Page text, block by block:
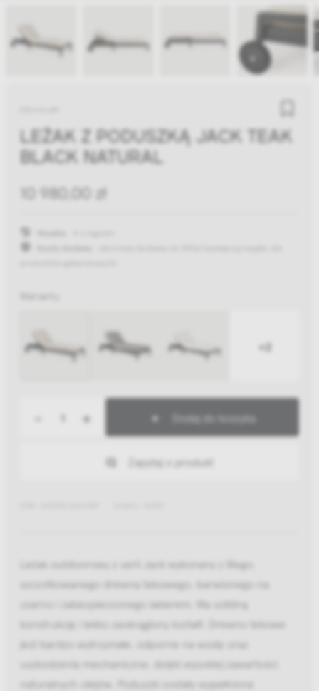
LEŻAK Z PODUSZKĄ JACK TEAK
BLACK NATURAL
10 980,00 zł
Warianty
+2
+ Dodaj do koszyka
Zapytaj o produkt
Leżak outdoorowy z serii Jack wykonany z litego,
szczotkowanego drewna tekowego, barwionego na
czarno i zabezpieczonego lakierem. Ma solidną
konstrukcję i lekko zaokrąglony kształt. Drewno tekowe
jest bardzo wytrzymałe, odporne na wodę oraz
uszkodzenia mechaniczne, dzięki wysokiej zawartości
naturalnych olejów. Poduszki zostały wypełnione